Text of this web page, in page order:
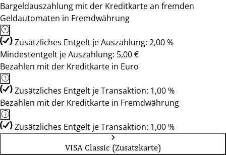
Bargeldauszahlung mit der Kreditkarte an fremden
Geldautomaten in Fremdwährung
Zusätzliches Entgelt je Auszahlung: 2,00 %
Mindestentgelt je Auszahlung: 5,00 €
Bezahlen mit der Kreditkarte in Euro
Zusätzliches Entgelt je Transaktion: 1,00 %
Bezahlen mit der Kreditkarte in Fremdwährung
Zusätzliches Entgelt je Transaktion: 1,00 %
VISA Classic (Zusatzkarte)